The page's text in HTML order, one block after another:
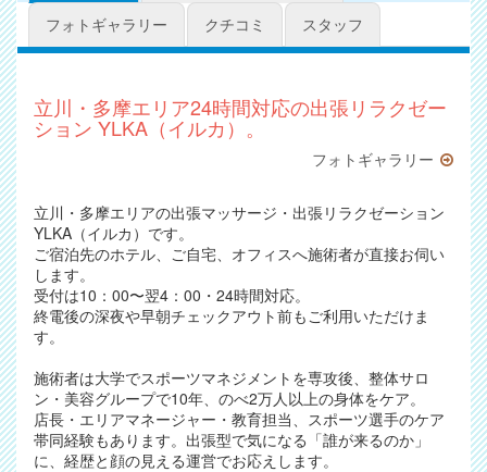
フォトギャラリー
クチコミ スタッフ
立川・多摩エリア24時間対応の出張リラクゼー
ション YLKA（イルカ）。
フォトギャラリー
立川・多摩エリアの出張マッサージ・出張リラクゼーション
YLKA（イルカ）です。
ご宿泊先のホテル、ご自宅、オフィスへ施術者が直接お伺い
します。
受付は10：00〜翌4：00・24時間対応。
終電後の深夜や早朝チェックアウト前もご利用いただけま
す。
施術者は大学でスポーツマネジメントを専攻後、整体サロ
ン・美容グループで10年、のべ2万人以上の身体をケア。
店長・エリアマネージャー・教育担当、スポーツ選手のケア
帯同経験もあります。出張型で気になる「誰が来るのか」
に、経歴と顔の見える運営でお応えします。